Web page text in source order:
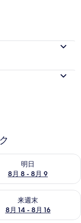
明日
8月 8 - 8月 9
8 - 8月 9 の空室状況
来週末
8月 14 - 8月 16
月 14 - 8月 16 の空室